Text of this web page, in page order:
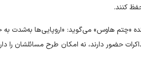
کنند.
«چتم هاوس» می‌گوید: «اروپایی‌ها به‌شدت به
حضور دارند، نه امکان طرح مسائلشان را